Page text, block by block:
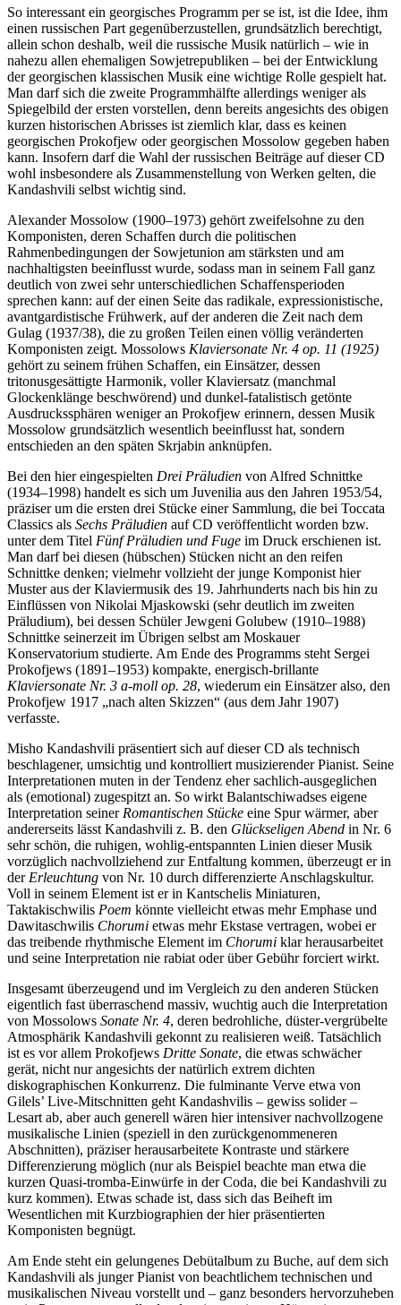
So interessant ein georgisches Programm per se ist, ist die Idee, ihm
einen russischen Part gegenüberzustellen, grundsätzlich berechtigt,
allein schon deshalb, weil die russische Musik natürlich – wie in
nahezu allen ehemaligen Sowjetrepubliken – bei der Entwicklung
der georgischen klassischen Musik eine wichtige Rolle gespielt hat.
Man darf sich die zweite Programmhälfte allerdings weniger als
Spiegelbild der ersten vorstellen, denn bereits angesichts des obigen
kurzen historischen Abrisses ist ziemlich klar, dass es keinen
georgischen Prokofjew oder georgischen Mossolow gegeben haben
kann. Insofern darf die Wahl der russischen Beiträge auf dieser CD
wohl insbesondere als Zusammenstellung von Werken gelten, die
Kandashvili selbst wichtig sind.
Alexander Mossolow (1900–1973) gehört zweifelsohne zu den
Komponisten, deren Schaffen durch die politischen
Rahmenbedingungen der Sowjetunion am stärksten und am
nachhaltigsten beeinflusst wurde, sodass man in seinem Fall ganz
deutlich von zwei sehr unterschiedlichen Schaffensperioden
sprechen kann: auf der einen Seite das radikale, expressionistische,
avantgardistische Frühwerk, auf der anderen die Zeit nach dem
Gulag (1937/38), die zu großen Teilen einen völlig veränderten
Komponisten zeigt. Mossolows Klaviersonate Nr. 4 op. 11 (1925)
gehört zu seinem frühen Schaffen, ein Einsätzer, dessen
tritonusgesättigte Harmonik, voller Klaviersatz (manchmal
Glockenklänge beschwörend) und dunkel-fatalistisch getönte
Ausdruckssphären weniger an Prokofjew erinnern, dessen Musik
Mossolow grundsätzlich wesentlich beeinflusst hat, sondern
entschieden an den späten Skrjabin anknüpfen.
Bei den hier eingespielten Drei Präludien von Alfred Schnittke
(1934–1998) handelt es sich um Juvenilia aus den Jahren 1953/54,
präziser um die ersten drei Stücke einer Sammlung, die bei Toccata
Classics als Sechs Präludien auf CD veröffentlicht worden bzw.
unter dem Titel Fünf Präludien und Fuge im Druck erschienen ist.
Man darf bei diesen (hübschen) Stücken nicht an den reifen
Schnittke denken; vielmehr vollzieht der junge Komponist hier
Muster aus der Klaviermusik des 19. Jahrhunderts nach bis hin zu
Einflüssen von Nikolai Mjaskowski (sehr deutlich im zweiten
Präludium), bei dessen Schüler Jewgeni Golubew (1910–1988)
Schnittke seinerzeit im Übrigen selbst am Moskauer
Konservatorium studierte. Am Ende des Programms steht Sergei
Prokofjews (1891–1953) kompakte, energisch-brillante
Klaviersonate Nr. 3 a-moll op. 28, wiederum ein Einsätzer also, den
Prokofjew 1917 „nach alten Skizzen“ (aus dem Jahr 1907)
verfasste.
Misho Kandashvili präsentiert sich auf dieser CD als technisch
beschlagener, umsichtig und kontrolliert musizierender Pianist. Seine
Interpretationen muten in der Tendenz eher sachlich-ausgeglichen
als (emotional) zugespitzt an. So wirkt Balantschiwadses eigene
Interpretation seiner Romantischen Stücke eine Spur wärmer, aber
andererseits lässt Kandashvili z. B. den Glückseligen Abend in Nr. 6
sehr schön, die ruhigen, wohlig-entspannten Linien dieser Musik
vorzüglich nachvollziehend zur Entfaltung kommen, überzeugt er in
der Erleuchtung von Nr. 10 durch differenzierte Anschlagskultur.
Voll in seinem Element ist er in Kantschelis Miniaturen,
Taktakischwilis Poem könnte vielleicht etwas mehr Emphase und
Dawitaschwilis Chorumi etwas mehr Ekstase vertragen, wobei er
das treibende rhythmische Element im Chorumi klar herausarbeitet
und seine Interpretation nie rabiat oder über Gebühr forciert wirkt.
Insgesamt überzeugend und im Vergleich zu den anderen Stücken
eigentlich fast überraschend massiv, wuchtig auch die Interpretation
von Mossolows Sonate Nr. 4, deren bedrohliche, düster-vergrübelte
Atmosphärik Kandashvili gekonnt zu realisieren weiß. Tatsächlich
ist es vor allem Prokofjews Dritte Sonate, die etwas schwächer
gerät, nicht nur angesichts der natürlich extrem dichten
diskographischen Konkurrenz. Die fulminante Verve etwa von
Gilels’ Live-Mitschnitten geht Kandashvilis – gewiss solider –
Lesart ab, aber auch generell wären hier intensiver nachvollzogene
musikalische Linien (speziell in den zurückgenommeneren
Abschnitten), präziser herausarbeitete Kontraste und stärkere
Differenzierung möglich (nur als Beispiel beachte man etwa die
kurzen Quasi-tromba-Einwürfe in der Coda, die bei Kandashvili zu
kurz kommen). Etwas schade ist, dass sich das Beiheft im
Wesentlichen mit Kurzbiographien der hier präsentierten
Komponisten begnügt.
Am Ende steht ein gelungenes Debütalbum zu Buche, auf dem sich
Kandashvili als junger Pianist von beachtlichem technischen und
musikalischen Niveau vorstellt und – ganz besonders hervorzuheben